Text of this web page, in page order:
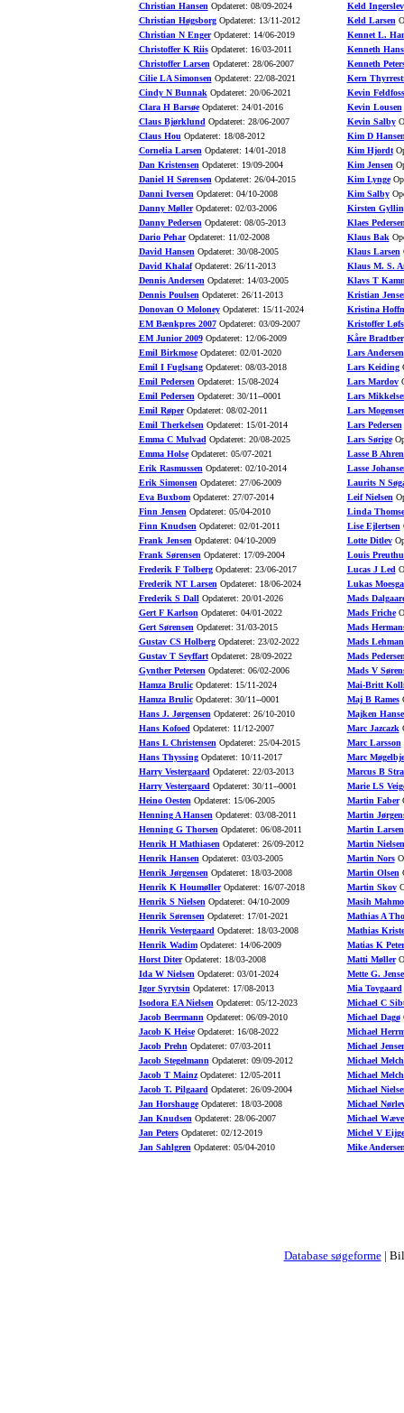
Christian Hansen Opdateret: 08/09-2024
Christian HøgsborgOpdateret: 13/11-2012
Christian N EngerOpdateret: 14/06-2019
Christoffer K RiisOpdateret: 16/03-2011
Christoffer Larsen Opdateret: 28/06-2007
Cilie LA Simonsen Opdateret: 22/08-2021
Cindy N Bunnak Opdateret: 20/06-2021
Clara H BarsøeOpdateret: 24/01-2016
Claus Bjørklund Opdateret: 28/06-2007
Claus Hou Opdateret: 18/08-2012
Cornelia Larsen Opdateret: 14/01-2018
Dan Kristensen Opdateret: 19/09-2004
Daniel H Sørensen Opdateret: 26/04-2015
Danni Iversen Opdateret: 04/10-2008
Danny MøllerOpdateret: 02/03-2006
Danny Pedersen Opdateret: 08/05-2013
Dario PeharOpdateret: 11/02-2008
David Hansen Opdateret: 30/08-2005
David KhalafOpdateret: 26/11-2013
Dennis Andersen Opdateret: 14/03-2005
Dennis Poulsen Opdateret: 26/11-2013
Donovan O MoloneyOpdateret: 15/11-2024
EM Bænkpres 2007Opdateret: 03/09-2007
EM Junior 2009Opdateret: 12/06-2009
Emil BirkmoseOpdateret: 02/01-2020
Emil I FuglsangOpdateret: 08/03-2018
Emil Pedersen Opdateret: 15/08-2024
Emil Pedersen Opdateret: 30/11--0001
Emil RøperOpdateret: 08/02-2011
Emil Therkelsen Opdateret: 15/01-2014
Emma C Mulvad Opdateret: 20/08-2025
Emma HolseOpdateret: 05/07-2021
Erik Rasmussen Opdateret: 02/10-2014
Erik Simonsen Opdateret: 27/06-2009
Eva BuxbomOpdateret: 27/07-2014
Finn Jensen Opdateret: 05/04-2010
Finn Knudsen Opdateret: 02/01-2011
Frank Jensen Opdateret: 04/10-2009
Frank Sørensen Opdateret: 17/09-2004
Frederik F TolbergOpdateret: 23/06-2017
Frederik NT Larsen Opdateret: 18/06-2024
Frederik S DallOpdateret: 20/01-2026
Gert F Karlson Opdateret: 04/01-2022
Gert Sørensen Opdateret: 31/03-2015
Gustav CS HolbergOpdateret: 23/02-2022
Gustav T SeyffartOpdateret: 28/09-2022
Gynther Petersen Opdateret: 06/02-2006
Hamza BrulicOpdateret: 15/11-2024
Hamza BrulicOpdateret: 30/11--0001
Hans J. Jørgensen Opdateret: 26/10-2010
Hans Kofoed Opdateret: 11/12-2007
Hans L Christensen Opdateret: 25/04-2015
Hans ThyssingOpdateret: 10/11-2017
Harry Vestergaard Opdateret: 22/03-2013
Harry Vestergaard Opdateret: 30/11--0001
Heino Oesten Opdateret: 15/06-2005
Henning A Hansen Opdateret: 03/08-2011
Henning G Thorsen Opdateret: 06/08-2011
Henrik H Mathiasen Opdateret: 26/09-2012
Henrik Hansen Opdateret: 03/03-2005
Henrik Jørgensen Opdateret: 18/03-2008
Henrik K HoumøllerOpdateret: 16/07-2018
Henrik S Nielsen Opdateret: 04/10-2009
Henrik Sørensen Opdateret: 17/01-2021
Henrik Vestergaard Opdateret: 18/03-2008
Henrik WadimOpdateret: 14/06-2009
Horst DiterOpdateret: 18/03-2008
Ida W Nielsen Opdateret: 03/01-2024
Igor Syrytsin Opdateret: 17/08-2013
Isodora EA Nielsen Opdateret: 05/12-2023
Jacob Beermann Opdateret: 06/09-2010
Jacob K HeiseOpdateret: 16/08-2022
Jacob Prehn Opdateret: 07/03-2011
Jacob Stegelmann Opdateret: 09/09-2012
Jacob T MainzOpdateret: 12/05-2011
Jacob T. Pilgaard Opdateret: 26/09-2004
Jan HorshaugeOpdateret: 18/03-2008
Jan Knudsen Opdateret: 28/06-2007
Jan PetersOpdateret: 02/12-2019
Jan Sahlgren Opdateret: 05/04-2010
Keld Ingerslev
Keld Larsen
Kennet L.
Kenneth
Kenneth
Kern
Kevin Feldfoss
Kevin Lousen
Kevin Salby
Kim D
Kim Hjordt
Kim Jensen
Kim Lynge
Kim Salby
Kirsten
Klaes
Klaus Bak
Klaus Larsen
Klaus M. S.
Klavs T
Kristian
Kristina
Kristoffer
Kåre
Lars Andersen
Lars Keiding
Lars Mardov
Lars
Lars
Lars Pedersen
Lars Sørige
Lasse B
Lasse
Laurits N
Leif Nielsen
Linda
Lise Ejlertsen
Lotte Ditlev
Louis
Lucas J Led
Lukas
Mads
Mads Friche
Mads
Mads
Mads
Mads V
Mai-Britt
Maj B Rames
Majken
Marc Jazcazk
Marc Larsson
Marc
Marcus B
Marie LS
Martin Faber
Martin
Martin Larsen
Martin Nielsen
Martin Nors
Martin Olsen
Martin Skov
Masih
Mathias A
Mathias
Matias K
Matti Møller
Mette G.
Mia Tovgaard
Michael C
Michael Dagø
Michael
Michael
Michael
Michael
Michael
Michael
Michael
Michel V
Mike
Database søgeforme|